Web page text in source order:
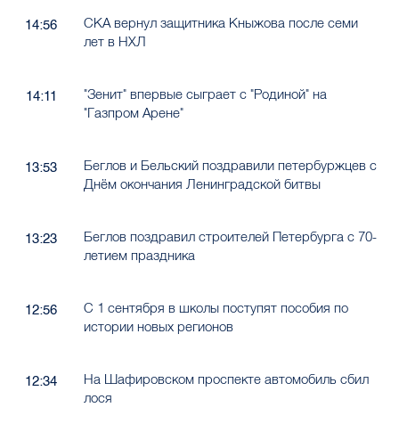
14:56
СКА вернул защитника Кныжова после семи
лет в НХЛ
14:11
"Зенит" впервые сыграет с "Родиной" на
"Газпром Арене"
13:53
Беглов и Бельский поздравили петербуржцев с
Днём окончания Ленинградской битвы
13:23
Беглов поздравил строителей Петербурга с 70-
летием праздника
12:56
С 1 сентября в школы поступят пособия по
истории новых регионов
12:34
На Шафировском проспекте автомобиль сбил
лося